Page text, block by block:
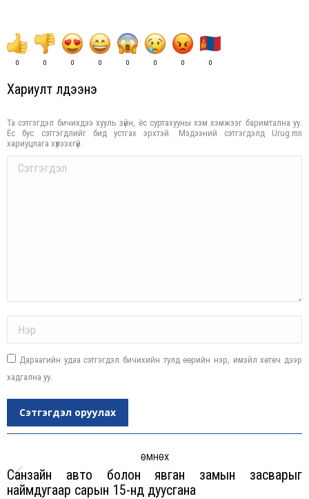
0 0 0 0 0 0 0 0
Хариулт үлдээнэ үү
Та сэтгэгдэл бичихдээ хууль зүйн, ёс суртахууны хэм хэмжээг баримтална уу.
Ёс бус сэтгэгдлийг бид устгах эрхтэй. Мэдээний сэтгэгдэлд Urug.mn
хариуцлага хүлээхгүй.
Comment
Дараагийн удаа сэтгэгдэл бичихийн тулд өөрийн нэр, имэйл хөтөч дээр
хадгална уу.
Сэтгэгдэл оруулах
ӨМНӨХ
Previous
Санзайн авто болон явган замын засварыг
наймдугаар сарын 15-нд дуусгана